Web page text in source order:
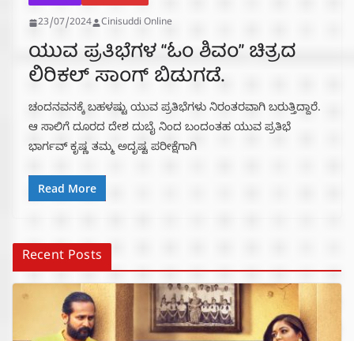
23/07/2024 Cinisuddi Online
ಯುವ ಪ್ರತಿಭೆಗಳ “ಓಂ ಶಿವಂ” ಚಿತ್ರದ
ಲಿರಿಕಲ್ ಸಾಂಗ್ ಬಿಡುಗಡೆ.
ಚಂದನವನಕ್ಕೆ ಬಹಳಷ್ಟು ಯುವ ಪ್ರತಿಭೆಗಳು ನಿರಂತರವಾಗಿ ಬರುತ್ತಿದ್ದಾರೆ.
ಆ ಸಾಲಿಗೆ ದೂರದ ದೇಶ ದುಬೈ ನಿಂದ ಬಂದಂತಹ ಯುವ ಪ್ರತಿಭೆ
ಭಾರ್ಗವ್ ಕೃಷ್ಣ ತಮ್ಮ ಅದೃಷ್ಟ ಪರೀಕ್ಷೆಗಾಗಿ
Read More
Recent Posts